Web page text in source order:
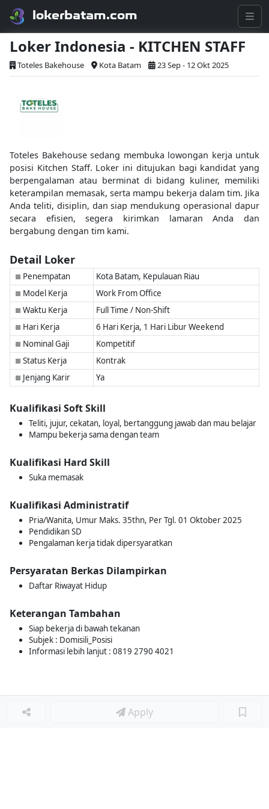
lokerbatam.com
Loker Indonesia - KITCHEN STAFF
Toteles Bakehouse Kota Batam 23 Sep - 12 Okt 2025
Toteles Bakehouse sedang membuka lowongan kerja untuk
posisi Kitchen Staff. Loker ini ditujukan bagi kandidat yang
berpengalaman atau berminat di bidang kuliner, memiliki
keterampilan memasak, serta mampu bekerja dalam tim. Jika
Anda teliti, disiplin, dan siap mendukung operasional dapur
secara efisien, segera kirimkan lamaran Anda dan
bergabung dengan tim kami.
Detail Loker
■ Penempatan Kota Batam, Kepulauan Riau
■ Model Kerja Work From Office
■ Waktu Kerja Full Time / Non-Shift
■ Hari Kerja 6 Hari Kerja, 1 Hari Libur Weekend
■ Nominal Gaji Kompetitif
■ Status Kerja Kontrak
■ Jenjang Karir Ya
Kualifikasi Soft Skill
Teliti, jujur, cekatan, loyal, bertanggung jawab dan mau belajar
Mampu bekerja sama dengan team
Kualifikasi Hard Skill
Suka memasak
Kualifikasi Administratif
Pria/Wanita, Umur Maks. 35thn, Per Tgl. 01 Oktober 2025
Pendidikan SD
Pengalaman kerja tidak dipersyaratkan
Persyaratan Berkas Dilampirkan
Daftar Riwayat Hidup
Keterangan Tambahan
Siap bekerja di bawah tekanan
Subjek : Domisili_Posisi
Informasi lebih lanjut : 0819 2790 4021
Apply